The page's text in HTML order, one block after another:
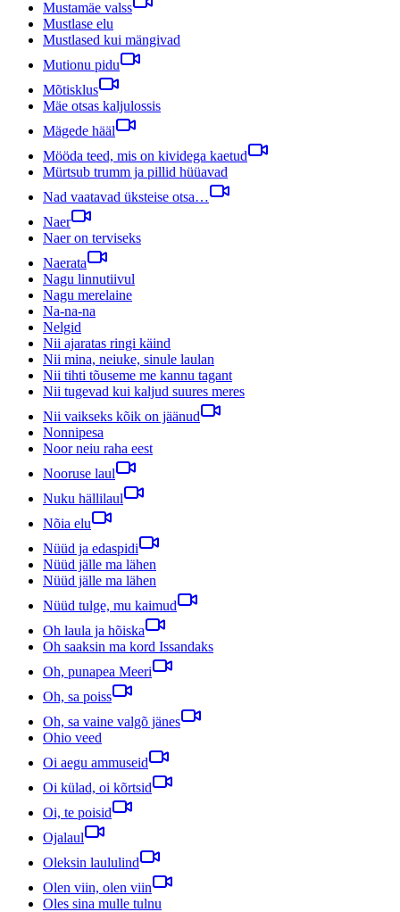
Mustamäe valss
Mustlase elu
Mustlased kui mängivad
Mutionu pidu
Mõtisklus
Mäe otsas kaljulossis
Mägede hääl
Mööda teed, mis on kividega kaetud
Mürtsub trumm ja pillid hüüavad
Nad vaatavad üksteise otsa…
Naer
Naer on terviseks
Naerata
Nagu linnutiivul
Nagu merelaine
Na-na-na
Nelgid
Nii ajaratas ringi käind
Nii mina, neiuke, sinule laulan
Nii tihti tõuseme me kannu tagant
Nii tugevad kui kaljud suures meres
Nii vaikseks kõik on jäänud
Nonnipesa
Noor neiu raha eest
Nooruse laul
Nuku hällilaul
Nõia elu
Nüüd ja edaspidi
Nüüd jälle ma lähen
Nüüd jälle ma lähen
Nüüd tulge, mu kaimud
Oh laula ja hõiska
Oh saaksin ma kord Issandaks
Oh, punapea Meeri
Oh, sa poiss
Oh, sa vaine valgõ jänes
Ohio veed
Oi aegu ammuseid
Oi külad, oi kõrtsid
Oi, te poisid
Ojalaul
Oleksin laululind
Olen viin, olen viin
Oles sina mulle tulnu